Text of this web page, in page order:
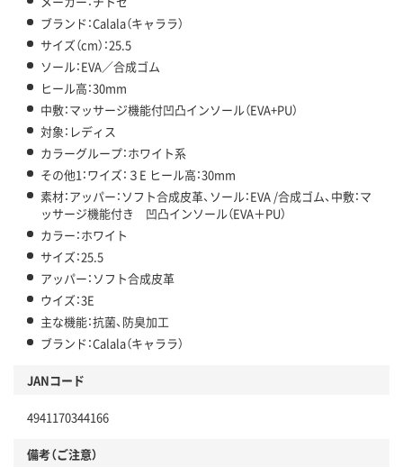
ブランド：Calala（キャララ）
サイズ（cm）：25.5
ソール：EVA／合成ゴム
ヒール高：30mm
中敷：マッサージ機能付凹凸インソール（EVA+PU）
対象：レディス
カラーグループ：ホワイト系
その他1：ワイズ：３E ヒール高：30mm
素材：アッパー：ソフト合成皮革、ソール：EVA /合成ゴム、中敷：マ
ッサージ機能付き 凹凸インソール（EVA＋PU）
カラー：ホワイト
サイズ：25.5
アッパー：ソフト合成皮革
ウイズ：3E
主な機能：抗菌、防臭加工
ブランド：Calala（キャララ）
JANコード
4941170344166
備考（ご注意）